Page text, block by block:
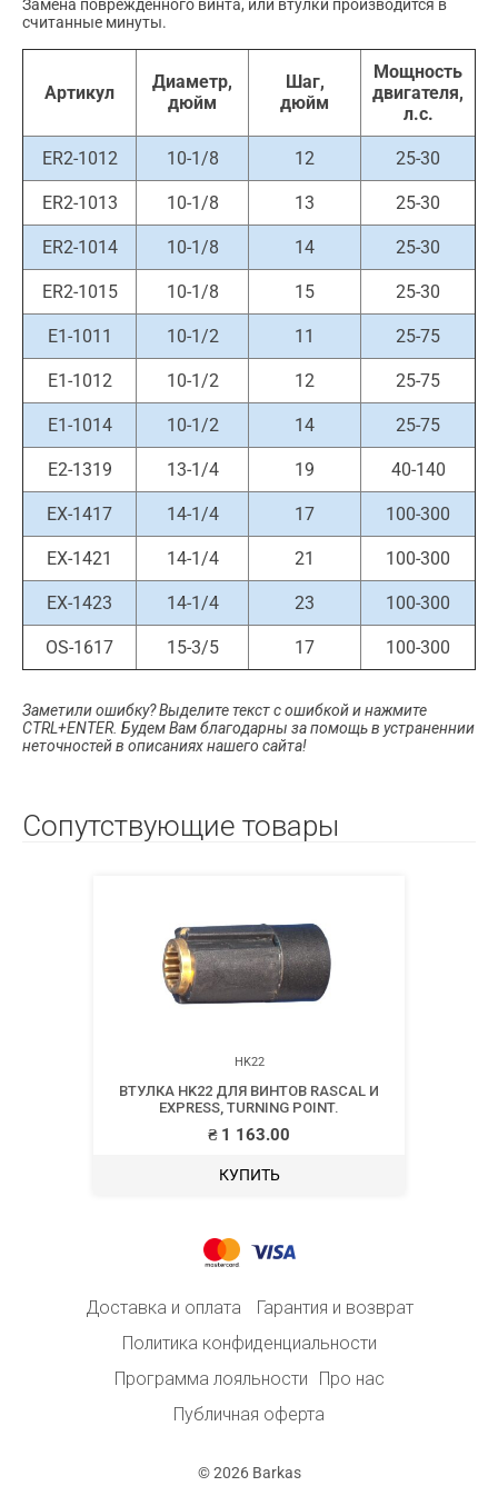
Замена поврежденного винта, или втулки производится в
считанные минуты.
Артикул
Диаметр,
дюйм
Шаг,
дюйм
Мощность
двигателя,
л.с.
ER2-1012 10-1/8 12 25-30
ER2-1013 10-1/8 13 25-30
ER2-1014 10-1/8 14 25-30
ER2-1015 10-1/8 15 25-30
E1-1011 10-1/2 11 25-75
E1-1012 10-1/2 12 25-75
E1-1014 10-1/2 14 25-75
E2-1319 13-1/4 19 40-140
EX-1417 14-1/4 17 100-300
EX-1421 14-1/4 21 100-300
EX-1423 14-1/4 23 100-300
OS-1617 15-3/5 17 100-300
Заметили ошибку? Выделите текст с ошибкой и нажмите
CTRL+ENTER. Будем Вам благодарны за помощь в устраненнии
неточностей в описаниях нашего сайта!
Сопутствующие товары
HK22
ВТУЛКА HK22 ДЛЯ ВИНТОВ RASCAL И
EXPRESS, TURNING POINT.
₴1 163.00
КУПИТЬ
Доставка и оплата
Гарантия и возврат
Политика конфиденциальности
Программа лояльности
Про нас
Публичная оферта
© 2026 Barkas